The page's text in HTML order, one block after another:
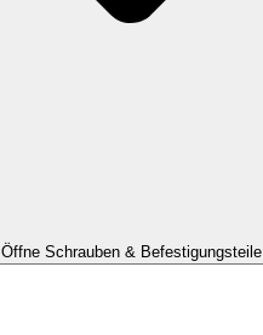
Öffne Schrauben & Befestigungsteile